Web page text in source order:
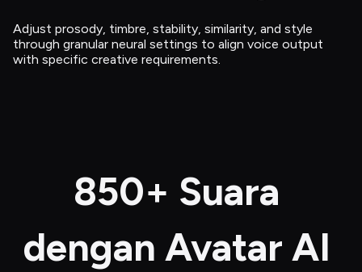
Adjust prosody, timbre, stability, similarity, and style
through granular neural settings to align voice output
with specific creative requirements.
850+ Suara
dengan Avatar AI